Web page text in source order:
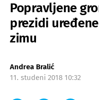
Popravljene
prezidi
zimu
Andrea Bralić
11. studeni 2018 10:32